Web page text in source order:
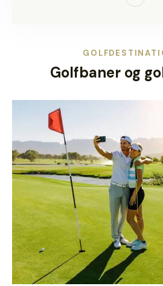
Golfbaner og